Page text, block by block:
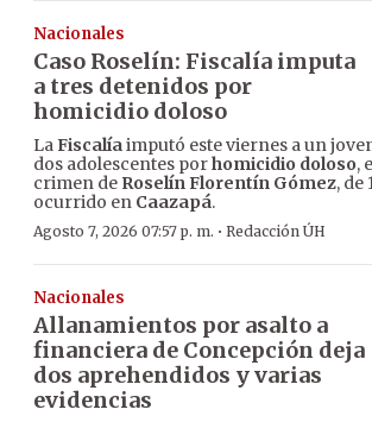
Nacionales
Caso Roselín: Fiscalía imputa
a tres detenidos por
homicidio doloso
LaFiscalíaimputó este viernes a un
dos adolescentes porhomicidio doloso,
crimen de Roselín Florentín Gómez, de
ocurrido en Caazapá.
Agosto 7, 2026 07:57 p. m. · Redacción ÚH
Nacionales
Allanamientos por asalto a
financiera de Concepción deja
dos aprehendidos y varias
evidencias